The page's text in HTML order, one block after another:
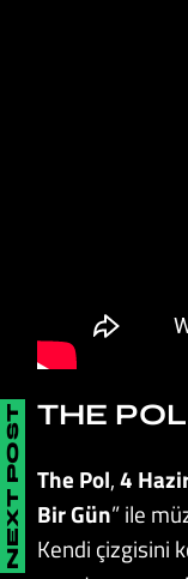
THE
The Pol,4
Bir Gün” ile
Kendi çizgisini
NEXT POST